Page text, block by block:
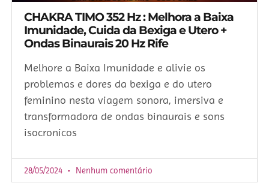
CHAKRA TIMO 352 Hz : Melhora a Baixa
Imunidade, Cuida da Bexiga e Utero +
Ondas Binaurais 20 Hz Rife
Melhore a Baixa Imunidade e alivie os
problemas e dores da bexiga e do utero
feminino nesta viagem sonora, imersiva e
transformadora de ondas binaurais e sons
isocronicos
28/05/2024 Nenhum comentário